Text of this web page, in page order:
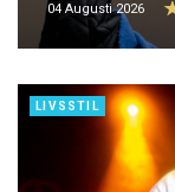
04 Augusti 2026
LIVSSTIL